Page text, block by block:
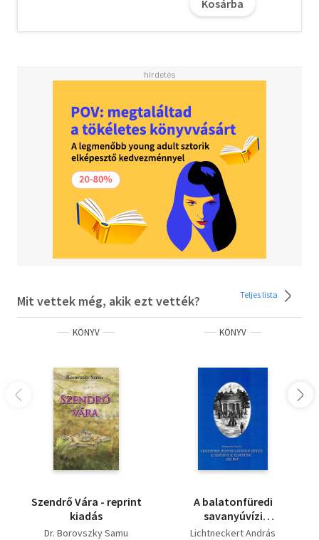
bekerült "a szabadságharcosok klubjába": az akkori papír
Kosárba
Mit vettek még, akik ezt vették? Teljes lista
KÖNYV
Szendrő Vára - reprint
kiadás
Dr. Borovszky Samu
KÖNYV
A balatonfüredi
savanyúvízi
gyógyfürdő története
Lichtneckert András